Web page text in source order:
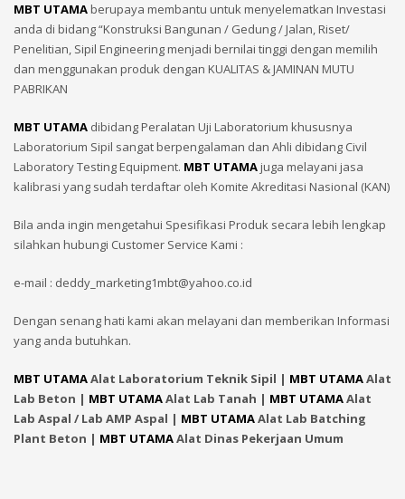
MBT UTAMAberupaya membantu untuk menyelematkan Investasi
anda di bidang “Konstruksi Bangunan / Gedung / Jalan, Riset/
Penelitian, Sipil Engineering menjadi bernilai tinggi dengan memilih
dan menggunakan produk dengan KUALITAS & JAMINAN MUTU
PABRIKAN
MBT UTAMA dibidang Peralatan Uji Laboratorium khususnya
Laboratorium Sipil sangat berpengalaman dan Ahli dibidang Civil
Laboratory Testing Equipment. MBT UTAMAjuga melayani jasa
kalibrasi yang sudah terdaftar oleh Komite Akreditasi Nasional (KAN)
Bila anda ingin mengetahui Spesifikasi Produk secara lebih lengkap
silahkan hubungi Customer Service Kami :
e-mail : deddy_marketing1mbt@yahoo.co.id
Dengan senang hati kami akan melayani dan memberikan Informasi
yang anda butuhkan.
MBT UTAMAAlat Laboratorium Teknik Sipil | MBT UTAMAAlat
Lab Beton | MBT UTAMAAlat Lab Tanah | MBT UTAMAAlat
Lab Aspal / Lab AMP Aspal | MBT UTAMAAlat Lab Batching
Plant Beton | MBT UTAMAAlat Dinas Pekerjaan Umum